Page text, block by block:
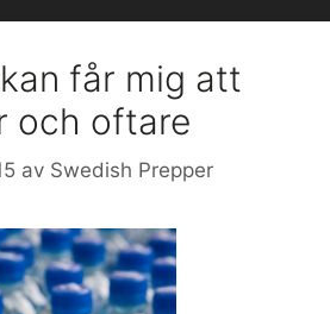
får mig att
och oftare
av Swedish Prepper